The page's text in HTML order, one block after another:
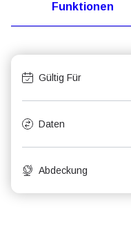
Funktionen
Gültig Für
Daten
Abdeckung